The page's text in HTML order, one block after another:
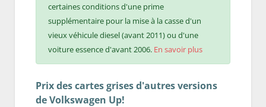
certaines conditions d'une prime
supplémentaire pour la mise à la casse d'un
vieux véhicule diesel (avant 2011) ou d'une
voiture essence d'avant 2006. En savoir plus
Prix des cartes grises d'autres versions
de Volkswagen Up!